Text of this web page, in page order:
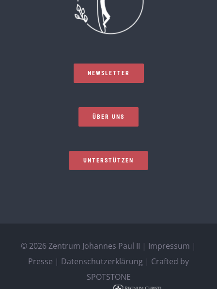
NEWSLETTER
ÜBER UNS
UNTERSTÜTZEN
© 2026 Zentrum Johannes Paul II | Impressum |
Presse | Datenschutzerklärung | Crafted by
SPOTSTONE